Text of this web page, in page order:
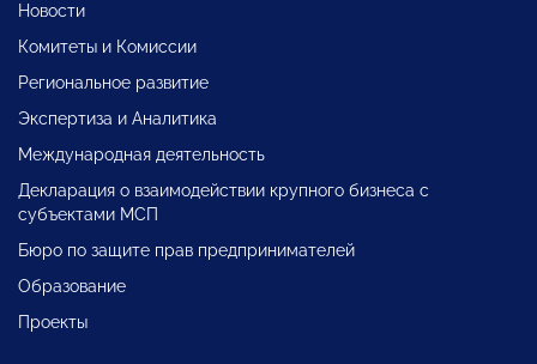
Новости
Комитеты и Комиссии
Региональное развитие
Экспертиза и Аналитика
Международная деятельность
Декларация о взаимодействии крупного бизнеса с
субъектами МСП
Бюро по защите прав предпринимателей
Образование
Проекты